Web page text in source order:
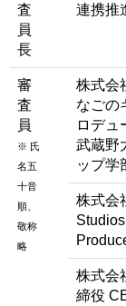
査
員
長
連携
審
査
員
※ 氏
名五
十音
順、
敬称
略
株式会
なご
ロデュ
武蔵野
ップ
株式会
株式会
締役